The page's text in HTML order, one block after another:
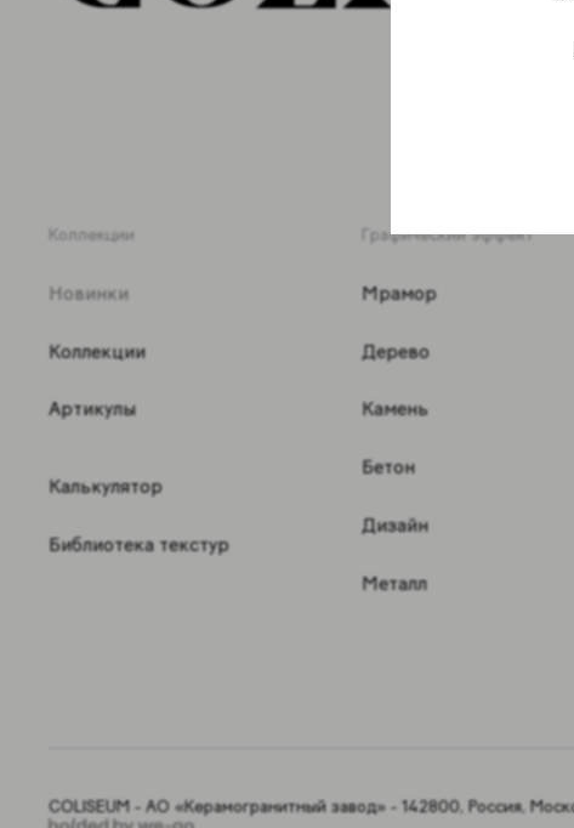
Коллекции
Новинки
Коллекции
Артикулы
Калькулятор
Библиотека текстур
Графический эффект
Мрамор
Дерево
Камень
Бетон
Дизайн
Металл
COLISEUM - АО «Керамогранитный завод» - 142800, Россия,